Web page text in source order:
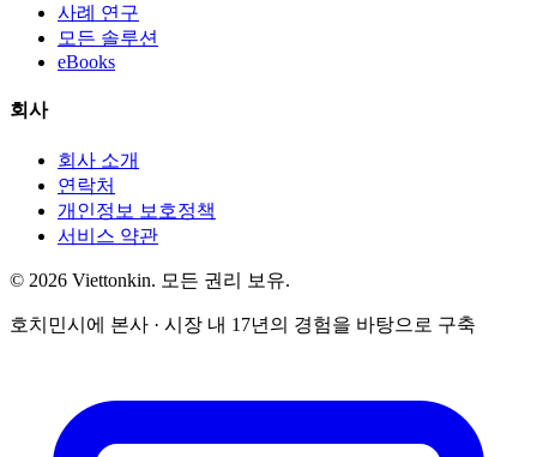
사례 연구
모든 솔루션
eBooks
회사
회사 소개
연락처
개인정보 보호정책
서비스 약관
© 2026 Viettonkin. 모든 권리 보유.
호치민시에 본사 · 시장 내 17년의 경험을 바탕으로 구축